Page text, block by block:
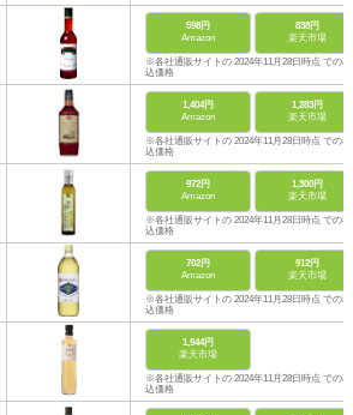
598円
Amazon
838円
楽天市場
※各社通販サイトの 2024年11月28日時点 での税
込価格
1,404円
Amazon
1,283円
楽天市場
※各社通販サイトの 2024年11月28日時点 での税
込価格
972円
Amazon
1,300円
楽天市場
※各社通販サイトの 2024年11月28日時点 での税
込価格
702円
Amazon
912円
楽天市場
※各社通販サイトの 2024年11月28日時点 での税
込価格
1,944円
楽天市場
※各社通販サイトの 2024年11月28日時点 での税
込価格